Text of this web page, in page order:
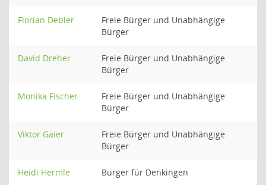
Florian Debler
Freie Bürger und Unabhängige
Bürger
David Dreher
Freie Bürger und Unabhängige
Bürger
Monika Fischer
Freie Bürger und Unabhängige
Bürger
Viktor Gaier
Freie Bürger und Unabhängige
Bürger
Heidi Hermle Bürger für Denkingen